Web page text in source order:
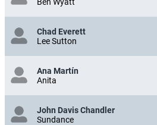
Chad Everett
Lee Sutton
Ana Martín
Anita
John Davis Chandler
Sundance